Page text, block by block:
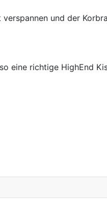
und der
eine richtige HighEnd